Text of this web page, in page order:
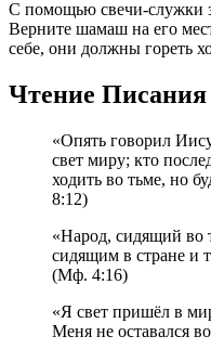
С помощью свечи-служки
Верните шамаш на его
себе, они должны гореть
Чтение Писания
«Опять говорил
свет миру; кто
ходить во тьме, но
8:12)
«Народ, сидящий во
сидящим в стране и
(Мф. 4:16)
«Я свет пришёл в
Меня не оставался